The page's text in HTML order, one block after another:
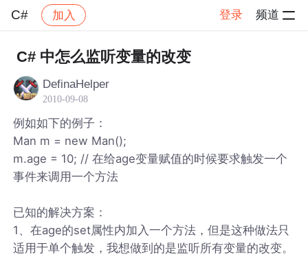
C# 加入 登录 频道
社区 C# 帖子详情
C# 中怎么监听变量的改变
DefinaHelper
2010-09-08
例如如下的例子：
Man m = new Man();
m.age = 10; // 在给age变量赋值的时候要求触发一个
事件来调用一个方法
已知的解决方案：
1、在age的set属性内加入一个方法，但是这种做法只
适用于单个触发，我想做到的是监听所有变量的改变。